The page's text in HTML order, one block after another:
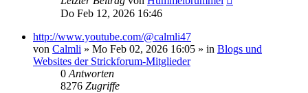
Do Feb 12, 2026 16:46
http://www.youtube.com/@calmli47
von Calmli » Mo Feb 02, 2026 16:05 » in Blogs und
Websites der Strickforum-Mitglieder
0 Antworten
8276 Zugriffe